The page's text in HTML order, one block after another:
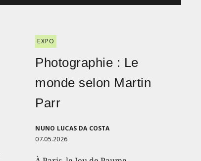
EXPO
Photographie : Le
monde selon Martin
Parr
NUNO LUCAS DA COSTA
07.05.2026